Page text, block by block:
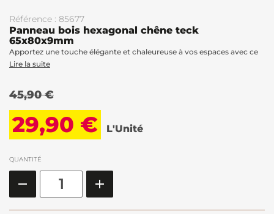
Référence : 85677
Panneau bois hexagonal chêne teck
65x80x9mm
Apportez une touche élégante et chaleureuse à vos espaces avec ce
Lire la suite
45,90 €
29,90 € L'Unité
QUANTITÉ